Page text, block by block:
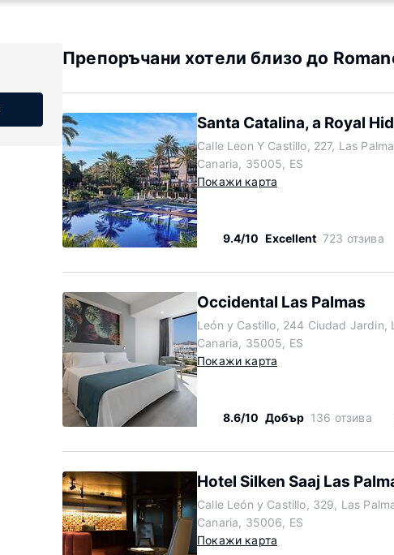
Препоръчани хотели близо до
Santa Catalina, a Royal
Calle Leon Y Castillo, 227, Las
Canaria, 35005, ES
Покажи карта
9.4/10 Excellent 723 отзива
Occidental Las Palmas
León y Castillo, 244 Ciudad Jardin,
Canaria, 35005, ES
Покажи карта
8.6/10 Добър 136 отзива
Hotel Silken Saaj Las
Calle León y Castillo, 329, Las
Canaria, 35006, ES
Покажи карта